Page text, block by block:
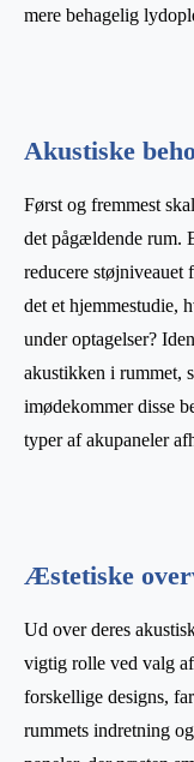
mere behagelig
Akustiske
Først og fremmest
det pågældende rum.
reducere støjniveauet
det et hjemmestudie,
under optagelser?
akustikken i rummet,
imødekommer disse
typer af akupaneler
Æstetiske
Ud over deres
vigtig rolle ved valg
forskellige designs,
rummets indretning